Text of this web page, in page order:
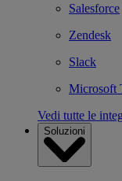
Salesforce
Zendesk
Slack
Microsoft
Vedi tutte le
Soluzioni